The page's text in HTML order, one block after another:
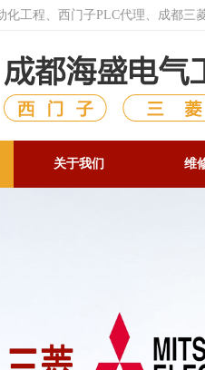
化工程、西门子PLC代理、成都
关于我们 维